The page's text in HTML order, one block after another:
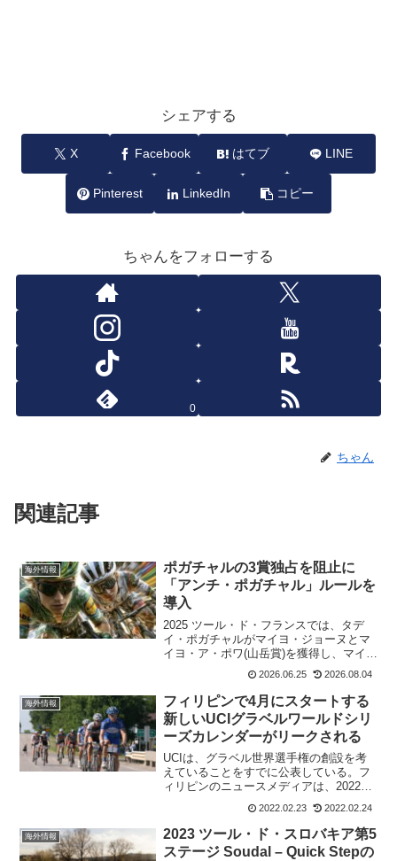
シェアする
X Facebook はてブ LINE
Pinterest LinkedIn コピー
ちゃんをフォローする
0
ちゃん
関連記事
海外情報
ポガチャルの3賞独占を阻止に
「アンチ・ポガチャル」ルールを
導入
2025 ツール・ド・フランスでは、タデ
イ・ポガチャルがマイヨ・ジョーヌとマ
イヨ・ア・ポワ(山岳賞)を獲得し、マイ
ヨ・ヴェール(ポイント賞)でも2位に食い
込む驚異的な走りを見せた。しかし、
2026 ツール・ド・フランスでは彼がこの
3つのジャ...
2026.06.25 2026.08.04
海外情報
フィリピンで4月にスタートする
新しいUCIグラベルワールドシリ
ーズカレンダーがリークされる
UCIは、グラベル世界選手権の創設を考
えていることをすでに公表している。フ
ィリピンのニュースメディアは、2022
UCIグラベルワールドシリーズが2022年4
月3日にフィリピンのボンガボンで開催さ
れる最初のレースで開始されると報じて
いる。2...
2022.02.23 2022.02.24
海外情報
2023 ツール・ド・スロバキア第5
ステージ Soudal – Quick Stepの